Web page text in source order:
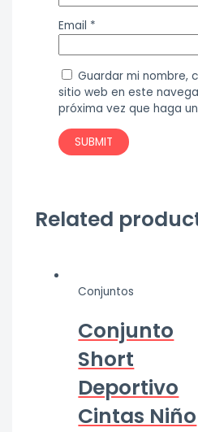
Email *
Guardar mi nombre,
sitio web en este
próxima vez que haga
Related
Conjuntos
Conjunto
Short
Deportivo
Cintas Niño